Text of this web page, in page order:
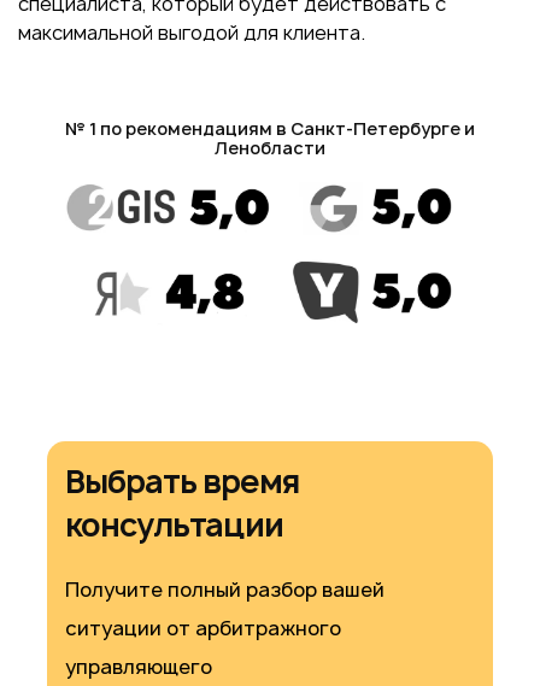
максимальной выгодой для клиента.
№ 1 по рекомендациям в Санкт-Петербурге и
Ленобласти
Выбрать время
консультации
Получите полный разбор вашей
ситуации от арбитражного
управляющего